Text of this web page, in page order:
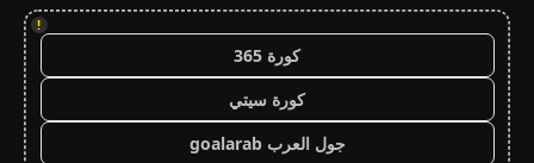
!
كورة 365
كورة سيتي
جول العرب goalarab